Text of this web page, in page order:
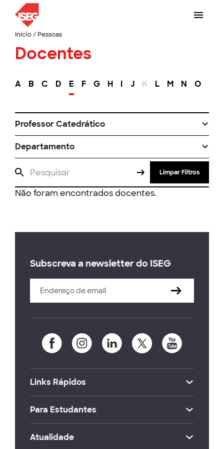
Início/ Pessoas
Docentes
A B C D E F G H I J K L M N O
Professor Catedrático
Departamento
Limpar Filtros
Não foram encontrados docentes.
Subscreva a newsletter do ISEG
Links Rápidos
Para Estudantes
Atualidade